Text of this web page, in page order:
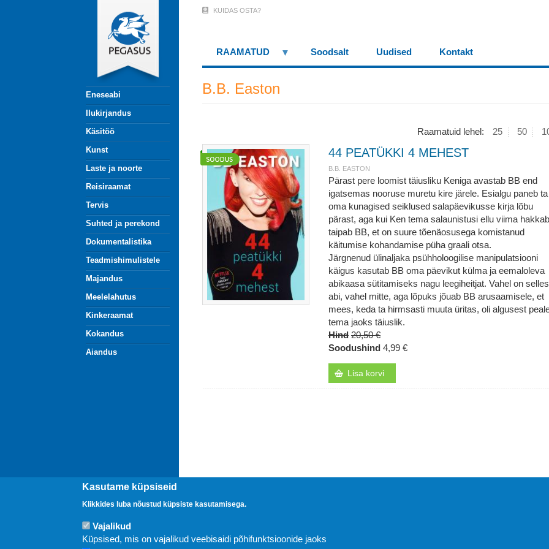
Eneseabi
Ilukirjandus
Käsitöö
Kunst
Laste ja noorte
Reisiraamat
Tervis
Suhted ja perekond
Dokumentalistika
Teadmishimulistele
Majandus
Meelelahutus
Kinkeraamat
Kokandus
Aiandus
Menu
(logged
KUIDAS OSTA?
RAAMATUD Soodsalt Uudised Kontakt
B.B. Easton
Raamatuid lehel: 25 50
44 PEATÜKKI 4 MEHEST
B.B. EASTON
Pärast pere loomist täiusliku Keniga avastab BB end
igatsemas nooruse muretu kire järele. Esialgu paneb ta
oma kunagised seiklused salapäevikusse kirja lõbu
pärast, aga kui Ken tema salaunistusi ellu viima
taipab BB, et on suure tõenäosusega komistanud
käitumise kohandamise püha graali otsa.
Järgnenud ülinaljaka psühholoogilise manipulatsiooni
käigus kasutab BB oma päevikut külma ja eemaloleva
abikaasa sütitamiseks nagu leegiheitjat. Vahel on
abi, vahel mitte, aga lõpuks jõuab BB arusaamisele, et
mees, keda ta hirmsasti muuta üritas, oli algusest
tema jaoks täiuslik.
Hind 20,50 €
Soodushind 4,99 €
Lisa korvi
Kasutame küpsiseid
Klikkides luba nõustud küpsiste kasutamisega.
Vajalikud
Küpsised, mis on vajalikud veebisaidi põhifunktsioonide jaoks